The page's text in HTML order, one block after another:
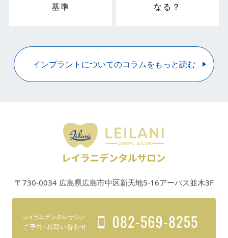
基準
なる？
インプラントについてのコラムをもっと読む
〒730-0034 広島県広島市中区新天地5-16アーバス並木3F